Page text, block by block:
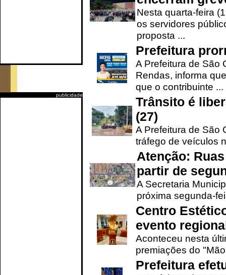
publicidade
Nesta quarta-feira
os servidores
proposta ...
Prefeitura
A Prefeitura de São
Rendas, informa
que o contribuinte ...
Trânsito é
(27)
A Prefeitura de São
tráfego de veículos
Atenção:
partir de
A Secretaria
próxima segunda-
Centro
evento
Aconteceu nesta
premiações do
Prefeitura